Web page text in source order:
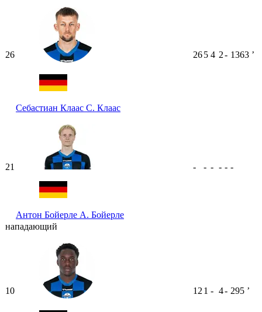
26
Себастиан Клаас С. Клаас
265 4 2- 1363 ʼ
21
Антон Бойерле А. Бойерле
- - - - - -
нападающий
10 12 1 - 4- 295 ʼ